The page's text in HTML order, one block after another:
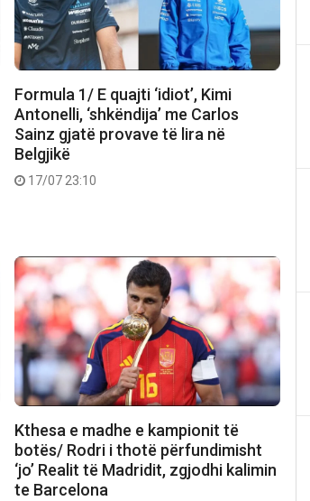
Formula 1/ E quajti ‘idiot’, Kimi
Antonelli, ‘shkëndija’ me Carlos
Sainz gjatë provave të lira në
Belgjikë
17/07 23:10
Kthesa e madhe e kampionit të
botës/ Rodri i thotë përfundimisht
‘jo’ Realit të Madridit, zgjodhi kalimin
te Barcelona